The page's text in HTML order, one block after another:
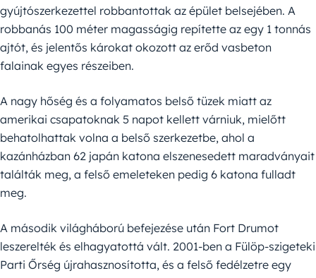
gyújtószerkezettel robbantottak az épület belsejében. A
robbanás 100 méter magasságig repítette az egy 1 tonnás
ajtót, és jelentős károkat okozott az erőd vasbeton
falainak egyes részeiben.
A nagy hőség és a folyamatos belső tüzek miatt az
amerikai csapatoknak 5 napot kellett várniuk, mielőtt
behatolhattak volna a belső szerkezetbe, ahol a
kazánházban 62 japán katona elszenesedett maradványait
találták meg, a felső emeleteken pedig 6 katona fulladt
meg.
A második világháború befejezése után Fort Drumot
leszerelték és elhagyatottá vált. 2001-ben a Fülöp-szigeteki
Parti Őrség újrahasznosította, és a felső fedélzetre egy